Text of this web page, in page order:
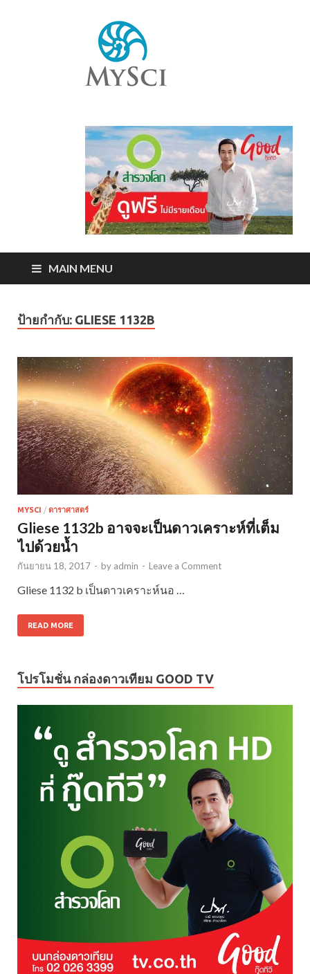
MAIN MENU
ป้ายกำกับ: GLIESE 1132B
MYSCI / ดาราศาสตร์
Gliese 1132b อาจจะเป็นดาวเคราะห์ที่เต็ม
ไปด้วยน้ำ
กันยายน 18, 2017 - by admin - Leave a Comment
Gliese 1132 b เป็นดาวเคราะห์นอ …
READ MORE
โปรโมชั่น กล่องดาวเทียม GOOD TV